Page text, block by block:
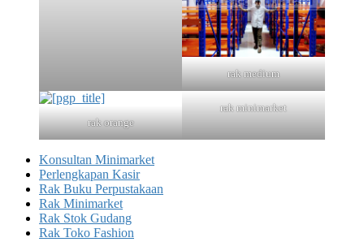
rak medium
rak orange
rak minimarket
Konsultan Minimarket
Perlengkapan Kasir
Rak Buku Perpustakaan
Rak Minimarket
Rak Stok Gudang
Rak Toko Fashion